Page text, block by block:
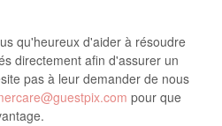
qu'heureux d'aider à résoudre
directement afin d'assurer un
pas à leur demander de nous
pour que